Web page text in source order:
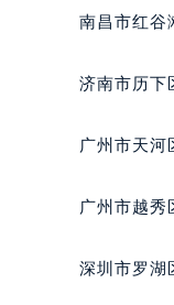
南昌市红谷
济南市历下
广州市天河
广州市越秀
深圳市罗湖